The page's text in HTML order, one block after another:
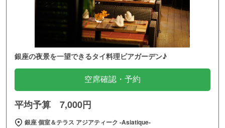
銀座の夜景を一望できるタイ料理ビアガーデン♪
空席確認・予約
平均予算 7,000円
銀座 個室＆テラス アジアティーク ‐Asiatique‐